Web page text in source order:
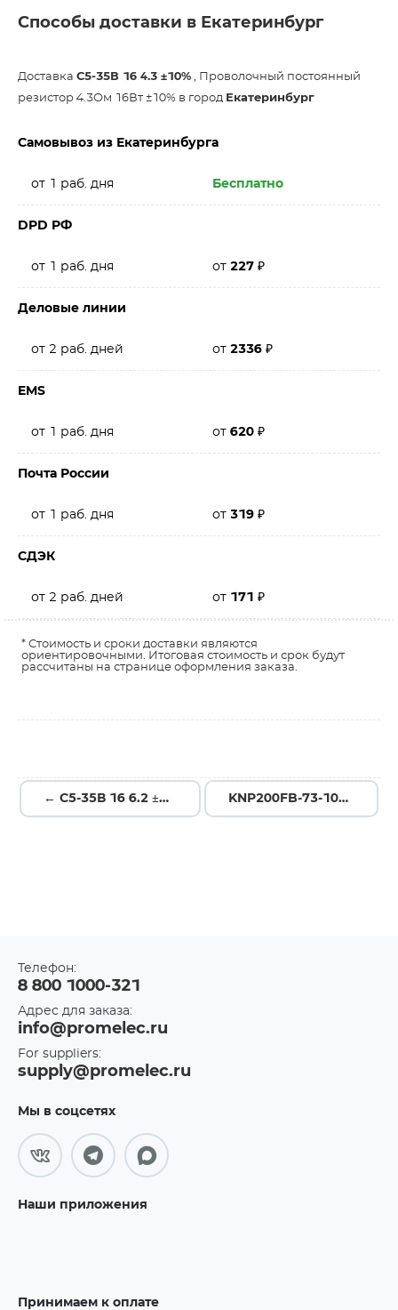
Способы доставки в Екатеринбург
Доставка С5-35В 16 4.3 ±10% , Проволочный постоянный
резистор 4.3Ом 16Вт ±10% в город Екатеринбург
Самовывоз из Екатеринбурга
от 1 раб. дня Бесплатно
DPD РФ
от 1 раб. дня от 227 ₽
Деловые линии
от 2 раб. дней от 2336 ₽
EMS
от 1 раб. дня от 620 ₽
Почта России
от 1 раб. дня от 319 ₽
СДЭК
от 2 раб. дней от 171 ₽
* Стоимость и сроки доставки являются
ориентировочными. Итоговая стоимость и срок будут
рассчитаны на странице оформления заказа.
← С5-35В 16 6.2 ±10% KNP200FB-73-10R →
Телефон:
8 800 1000-321
Адрес для заказа:
info@promelec.ru
For suppliers:
supply@promelec.ru
Мы в соцсетях
Наши приложения
Принимаем к оплате